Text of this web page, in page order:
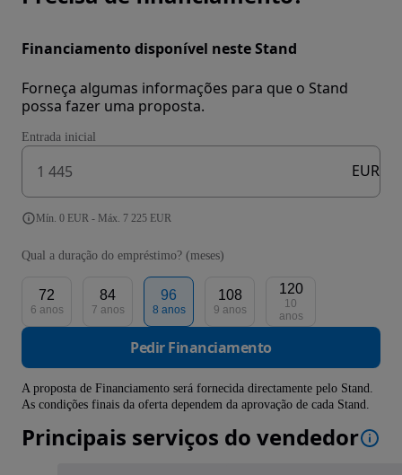
Financiamento disponível neste Stand
Forneça algumas informações para que o Stand
possa fazer uma proposta.
Entrada inicial
EUR
Mín. 0 EUR - Máx. 7 225 EUR
Qual a duração do empréstimo? (meses)
72
6 anos
84
7 anos
96
8 anos
108
9 anos
120
10
anos
Pedir Financiamento
A proposta de Financiamento será fornecida directamente pelo Stand.
As condições finais da oferta dependem da aprovação de cada Stand.
Principais serviços do vendedor